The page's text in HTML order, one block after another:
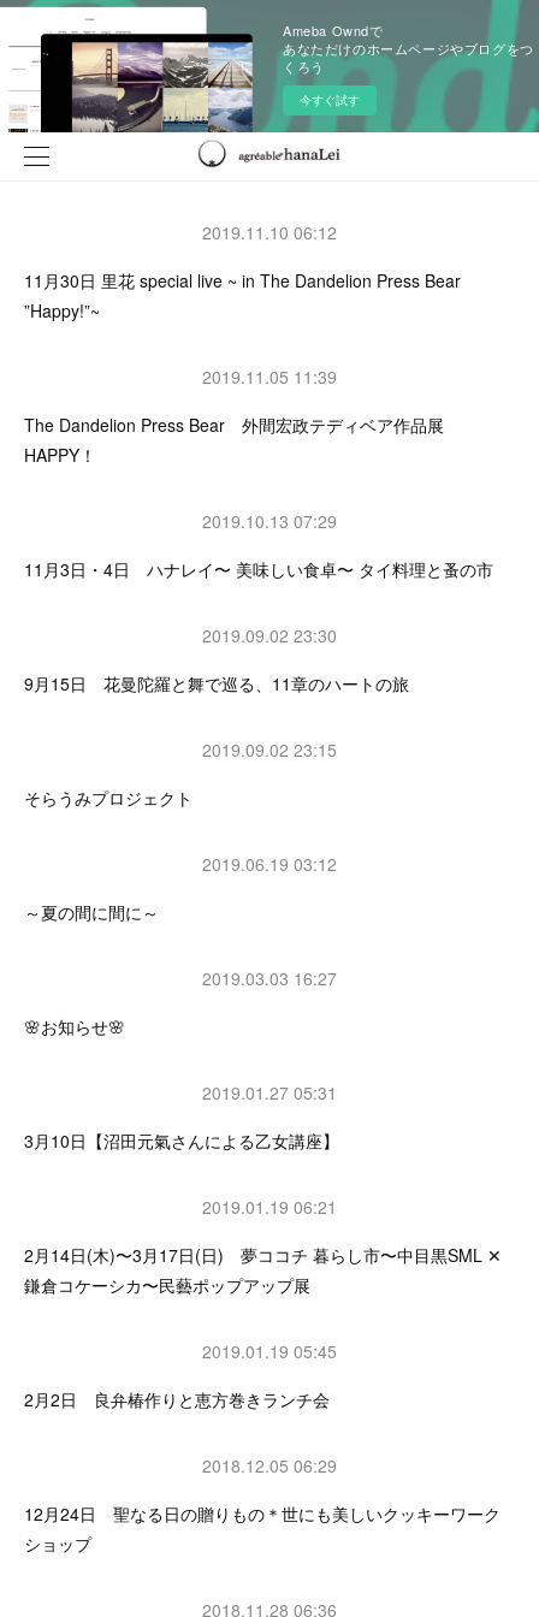
Ameba Owndで
あなただけのホームページやブログをつ
くろう
今すぐ試す
2019.11.10 06:12
11月30日 里花 special live ~ in The Dandelion Press Bear
”Happy!”~
2019.11.05 11:39
The Dandelion Press Bear 外間宏政テディベア作品展
HAPPY！
2019.10.13 07:29
11月3日・4日 ハナレイ〜 美味しい食卓〜 タイ料理と蚤の市
2019.09.02 23:30
9月15日 花曼陀羅と舞で巡る、11章のハートの旅
2019.09.02 23:15
そらうみプロジェクト
2019.06.19 03:12
～夏の間に間に～
2019.03.03 16:27
🌸お知らせ🌸
2019.01.27 05:31
3月10日【沼田元氣さんによる乙女講座】
2019.01.19 06:21
2月14日(木)〜3月17日(日) 夢ココチ 暮らし市〜中目黒SML ✕
鎌倉コケーシカ〜民藝ポップアップ展
2019.01.19 05:45
2月2日 良弁椿作りと恵方巻きランチ会
2018.12.05 06:29
12月24日 聖なる日の贈りもの＊世にも美しいクッキーワーク
ショップ
2018.11.28 06:36